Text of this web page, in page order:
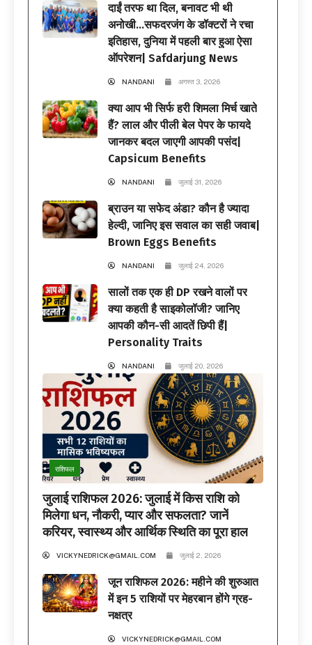
दाईं तरफ था दिल, बनावट भी थी
अनोखी…सफदरजंग के डॉक्टरों ने रचा
इतिहास, दुनिया में पहली बार हुआ ऐसा
ऑपरेशन| Safdarjung News
NANDANI अगस्त 3, 2026
क्या आप भी सिर्फ हरी शिमला मिर्च खाते
हैं? लाल और पीली बेल पेपर के फायदे
जानकर बदल जाएगी आपकी पसंद|
Capsicum Benefits
NANDANI जुलाई 31, 2026
ब्राउन या सफेद अंडा? कौन है ज्यादा
हेल्दी, जानिए इस सवाल का सही जवाब|
Brown Eggs Benefits
NANDANI जुलाई 24, 2026
सालों तक एक ही DP रखने वालों पर
क्या कहती है साइकोलॉजी? जानिए
आपकी कौन-सी आदतें छिपी हैं|
Personality Traits
NANDANI जुलाई 20, 2026
राशिफल
जुलाई राशिफल 2026: जुलाई में किस राशि को
मिलेगा धन, नौकरी, प्यार और सफलता? जानें
करियर, स्वास्थ्य और आर्थिक स्थिति का पूरा हाल
VICKYNEDRICK@GMAIL.COM जुलाई 2, 2026
जून राशिफल 2026: महीने की शुरुआत
में इन 5 राशियों पर मेहरबान होंगे ग्रह-
नक्षत्र
VICKYNEDRICK@GMAIL.COM